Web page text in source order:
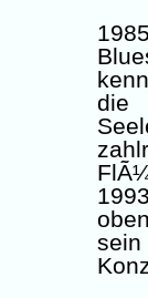
die